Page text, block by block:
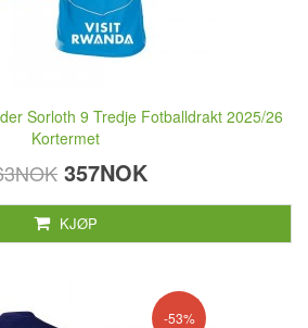
Sorloth 9 Tredje Fotballdrakt 2025/26
Kortermet
357NOK
KJØP
-53%